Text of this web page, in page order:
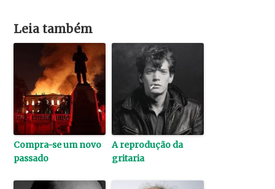
Leia também
Compra-se um novo
passado
A reprodução da
gritaria